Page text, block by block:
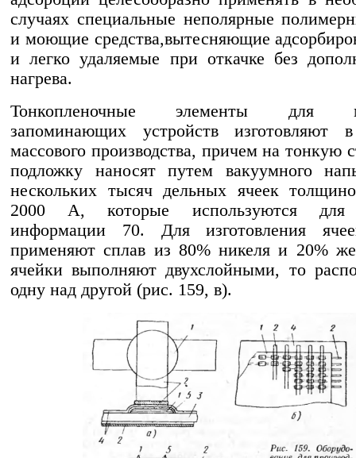
случаях специальные неполярные
и моющие средства,вытесняющие
и легко удаляемые при откачке без
нагрева.
Тонкопленочные элементы для
запоминающих устройств изготовляют
массового производства, причем на тонкую
подложку наносят путем вакуумного
нескольких тысяч дельных ячеек
2000 А, которые используются для
информации 70. Для изготовления
применяют сплав из 80% никеля и 20%
ячейки выполняют двухслойными, то
одну над другой (рис. 159, в).